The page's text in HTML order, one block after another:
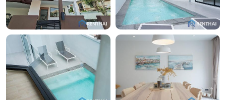
Wanthip Village
представляет собой идеальное
место для семейного проживания, где царит
спокойствие и уют.